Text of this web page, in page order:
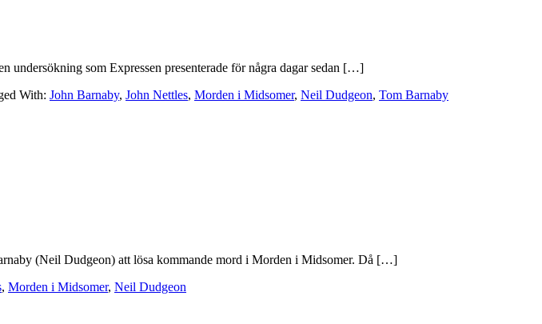
undersökning som Expressen presenterade för några dagar sedan […]
With: John Barnaby, John Nettles, Morden i Midsomer, Neil Dudgeon, Tom Barnaby
(Neil Dudgeon) att lösa kommande mord i Morden i Midsomer. Då […]
, Morden i Midsomer, Neil Dudgeon